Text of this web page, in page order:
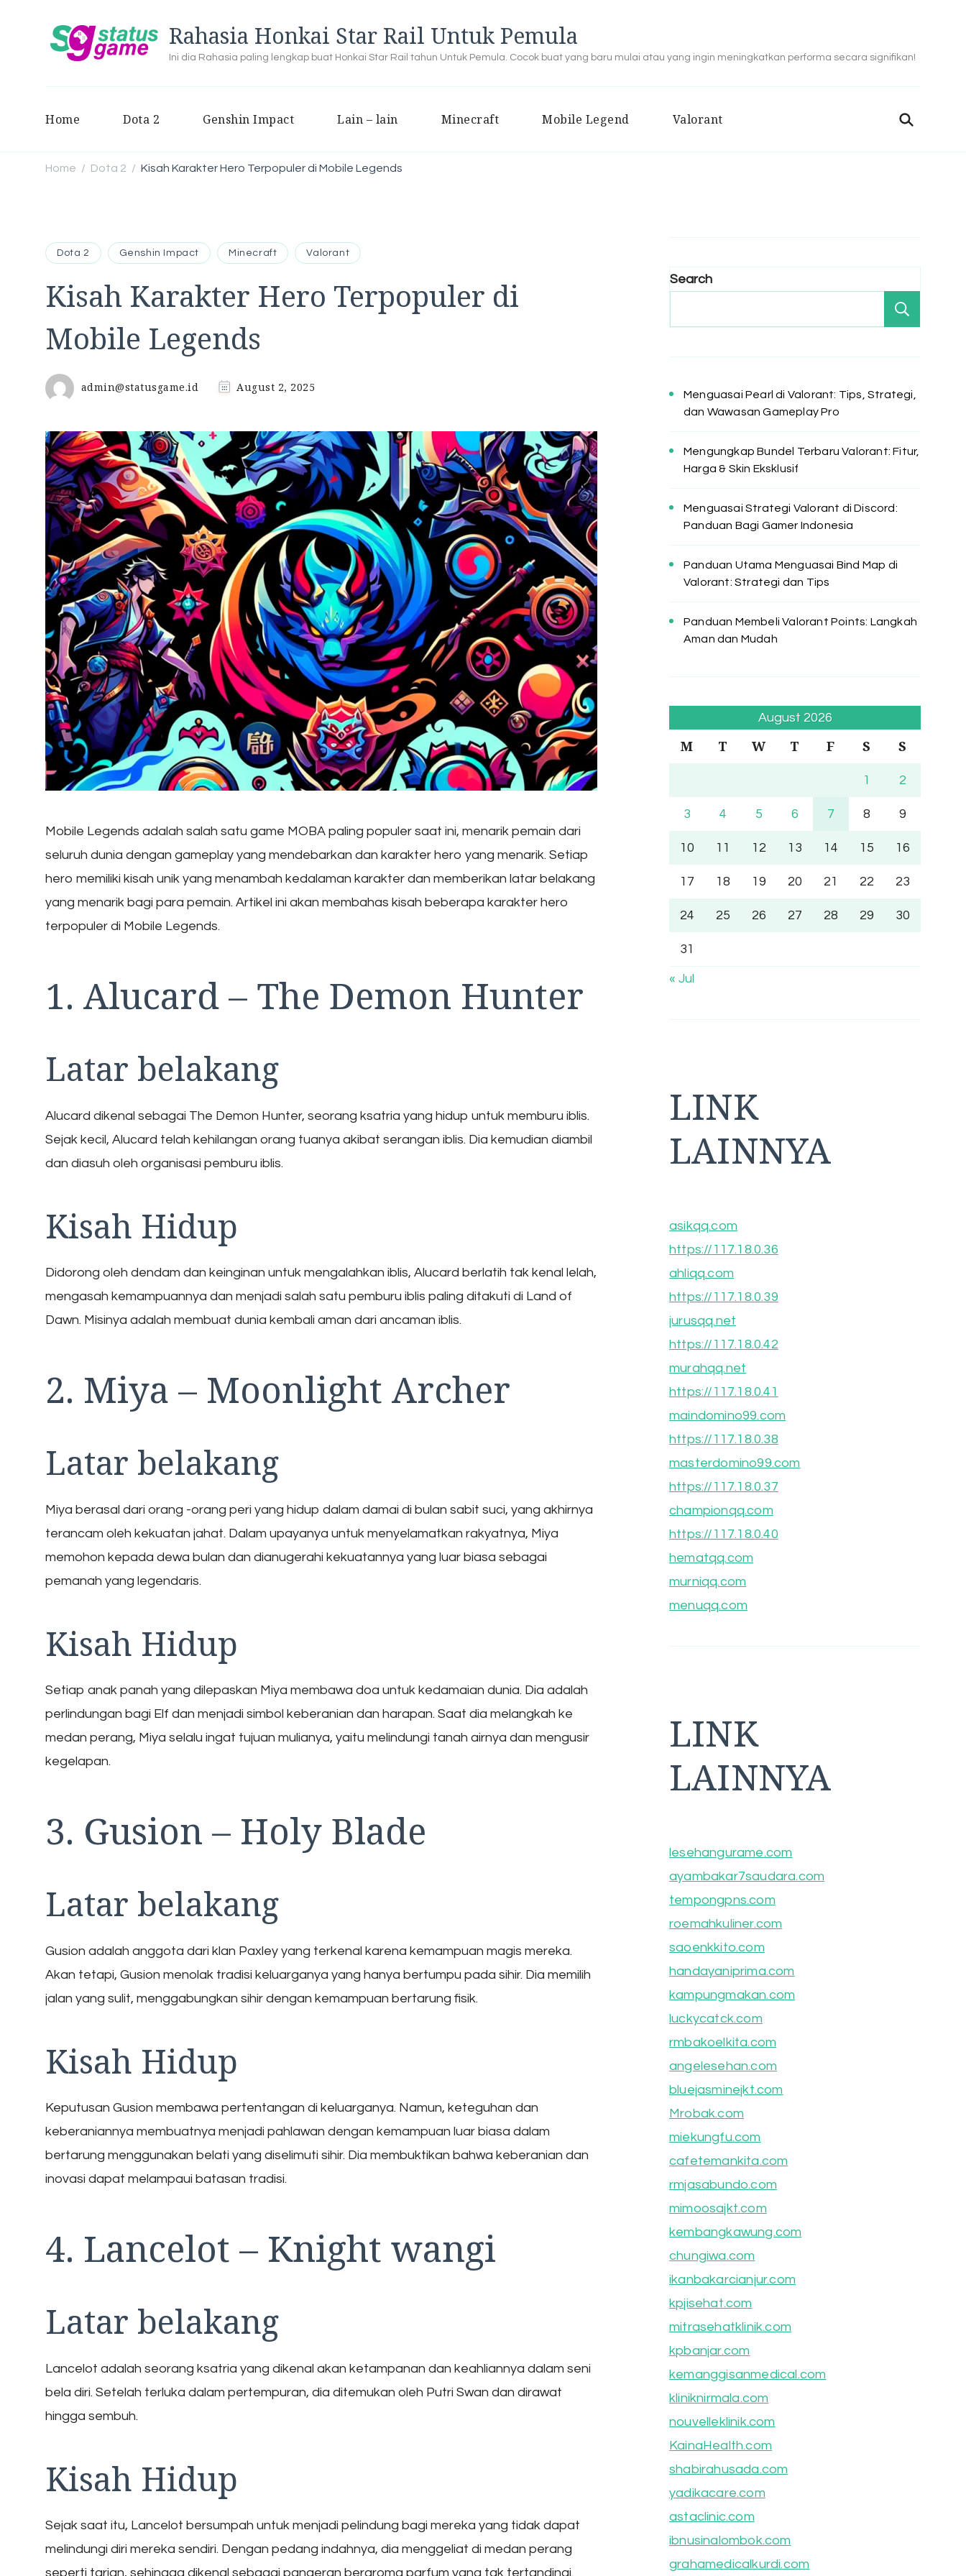
Rahasia Honkai Star Rail Untuk Pemula
Ini dia Rahasia paling lengkap buat Honkai Star Rail tahun Untuk Pemula. Cocok buat yang baru mulai atau yang ingin meningkatkan performa secara signifikan!
Home Dota 2 Genshin Impact Lain – lain Minecraft Mobile Legend Valorant
Home / Dota 2 / Kisah Karakter Hero Terpopuler di Mobile Legends
Dota 2 Genshin Impact Minecraft Valorant
Kisah Karakter Hero Terpopuler di
Mobile Legends
admin@statusgame.id August 2, 2025
Mobile Legends adalah salah satu game MOBA paling populer saat ini, menarik pemain dari
seluruh dunia dengan gameplay yang mendebarkan dan karakter hero yang menarik. Setiap
hero memiliki kisah unik yang menambah kedalaman karakter dan memberikan latar belakang
yang menarik bagi para pemain. Artikel ini akan membahas kisah beberapa karakter hero
terpopuler di Mobile Legends.
1. Alucard – The Demon Hunter
Latar belakang
Alucard dikenal sebagai The Demon Hunter, seorang ksatria yang hidup untuk memburu iblis.
Sejak kecil, Alucard telah kehilangan orang tuanya akibat serangan iblis. Dia kemudian diambil
dan diasuh oleh organisasi pemburu iblis.
Kisah Hidup
Didorong oleh dendam dan keinginan untuk mengalahkan iblis, Alucard berlatih tak kenal lelah,
mengasah kemampuannya dan menjadi salah satu pemburu iblis paling ditakuti di Land of
Dawn. Misinya adalah membuat dunia kembali aman dari ancaman iblis.
2. Miya – Moonlight Archer
Latar belakang
Miya berasal dari orang -orang peri yang hidup dalam damai di bulan sabit suci, yang akhirnya
terancam oleh kekuatan jahat. Dalam upayanya untuk menyelamatkan rakyatnya, Miya
memohon kepada dewa bulan dan dianugerahi kekuatannya yang luar biasa sebagai
pemanah yang legendaris.
Kisah Hidup
Setiap anak panah yang dilepaskan Miya membawa doa untuk kedamaian dunia. Dia adalah
perlindungan bagi Elf dan menjadi simbol keberanian dan harapan. Saat dia melangkah ke
medan perang, Miya selalu ingat tujuan mulianya, yaitu melindungi tanah airnya dan mengusir
kegelapan.
3. Gusion – Holy Blade
Latar belakang
Gusion adalah anggota dari klan Paxley yang terkenal karena kemampuan magis mereka.
Akan tetapi, Gusion menolak tradisi keluarganya yang hanya bertumpu pada sihir. Dia memilih
jalan yang sulit, menggabungkan sihir dengan kemampuan bertarung fisik.
Kisah Hidup
Keputusan Gusion membawa pertentangan di keluarganya. Namun, keteguhan dan
keberaniannya membuatnya menjadi pahlawan dengan kemampuan luar biasa dalam
bertarung menggunakan belati yang diselimuti sihir. Dia membuktikan bahwa keberanian dan
inovasi dapat melampaui batasan tradisi.
4. Lancelot – Knight wangi
Latar belakang
Lancelot adalah seorang ksatria yang dikenal akan ketampanan dan keahliannya dalam seni
bela diri. Setelah terluka dalam pertempuran, dia ditemukan oleh Putri Swan dan dirawat
hingga sembuh.
Kisah Hidup
Sejak saat itu, Lancelot bersumpah untuk menjadi pelindung bagi mereka yang tidak dapat
melindungi diri mereka sendiri. Dengan pedang indahnya, dia menggeliat di medan perang
seperti tarian, sehingga dikenal sebagai pangeran beraroma parfum yang tak tertandingi.
Search
Menguasai Pearl di Valorant: Tips, Strategi,
dan Wawasan Gameplay Pro
Mengungkap Bundel Terbaru Valorant: Fitur,
Harga & Skin Eksklusif
Menguasai Strategi Valorant di Discord:
Panduan Bagi Gamer Indonesia
Panduan Utama Menguasai Bind Map di
Valorant: Strategi dan Tips
Panduan Membeli Valorant Points: Langkah
Aman dan Mudah
August 2026
M T W T F S S
1 2
3 4 5 6 7 8 9
10 11 12 13 14 15 16
17 18 19 20 21 22 23
24 25 26 27 28 29 30
31
« Jul
LINK
LAINNYA
asikqq.com
https://117.18.0.36
ahliqq.com
https://117.18.0.39
jurusqq.net
https://117.18.0.42
murahqq.net
https://117.18.0.41
maindomino99.com
https://117.18.0.38
masterdomino99.com
https://117.18.0.37
championqq.com
https://117.18.0.40
hematqq.com
murniqq.com
menuqq.com
LINK
LAINNYA
lesehangurame.com
ayambakar7saudara.com
tempongpns.com
roemahkuliner.com
saoenkkito.com
handayaniprima.com
kampungmakan.com
luckycatck.com
rmbakoelkita.com
angelesehan.com
bluejasminejkt.com
Mrobak.com
miekungfu.com
cafetemankita.com
rmjasabundo.com
mimoosajkt.com
kembangkawung.com
chungiwa.com
ikanbakarcianjur.com
kpjisehat.com
mitrasehatklinik.com
kpbanjar.com
kemanggisanmedical.com
kliniknirmala.com
nouvelleklinik.com
KainaHealth.com
shabirahusada.com
yadikacare.com
astaclinic.com
ibnusinalombok.com
grahamedicalkurdi.com